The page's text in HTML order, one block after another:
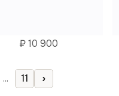
₽10 900
... 11 ›